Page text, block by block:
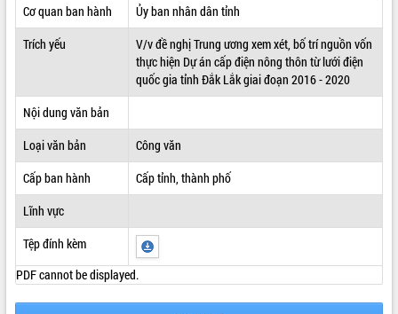
HỆ THỐNG VĂN BẢN
VĂN BẢN HĐND TỈNH
QUY HOẠCH - KẾ HOẠCH
Cơ quan ban hành
Ủy ban nhân dân tỉnh
Trích yếu
V/v đề nghị Trung ương xem xét, bố trí nguồn vốn
thực hiện Dự án cấp điện nông thôn từ lưới điện
quốc gia tỉnh Đắk Lắk giai đoạn 2016 - 2020
Nội dung văn bản
Loại văn bản
Công văn
Cấp ban hành
Cấp tỉnh, thành phố
Lĩnh vực
Tệp đính kèm
PDF cannot be displayed.